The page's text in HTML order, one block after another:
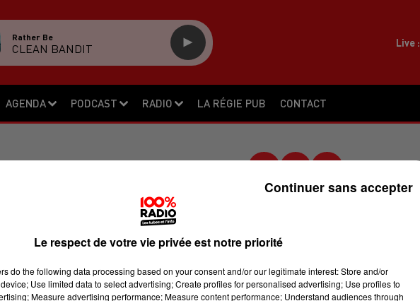
AGENDA PODCAST RADIO LA RÉGIE PUB CONTACT
Live :
Rather Be
CLEAN BANDIT
: LE PROPRIÉTAIRE
DÉTENTION
sa maison jeudi soir à Oloron a été
Le respect de votre vie privée est notre priorité
do the following data processing based on your consent and/or our legitimate interest: Store and/or
Use limited data to select advertising; Create profiles for personalised advertising; Use profiles to
Measure advertising performance; Measure content performance; Understand audiences through
Continuer sans accepter